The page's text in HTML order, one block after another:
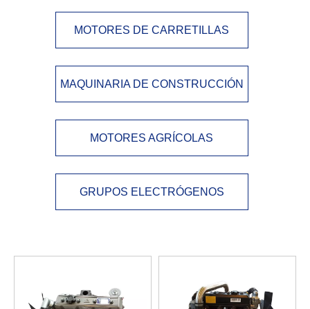
MOTORES DE CARRETILLAS
MAQUINARIA DE CONSTRUCCIÓN
MOTORES AGRÍCOLAS
GRUPOS ELECTRÓGENOS